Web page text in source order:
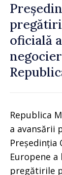
oficială
Republica
a avansării
Președinția
Europene
pregătirile